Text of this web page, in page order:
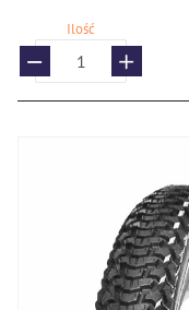
Ilość